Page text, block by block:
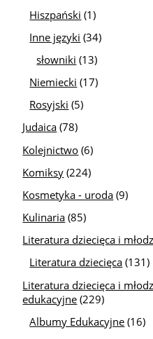
Hiszpański (1)
Inne języki (34)
słowniki (13)
Niemiecki (17)
Rosyjski (5)
Judaica (78)
Kolejnictwo (6)
Komiksy (224)
Kosmetyka - uroda (9)
Kulinaria (85)
Literatura dziecięca i
Literatura dziecięca (131)
Literatura dziecięca i
edukacyjne (229)
Albumy Edukacyjne (16)